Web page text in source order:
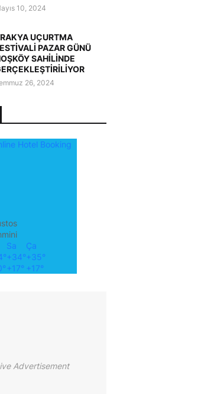
10, 2024
UÇURTMA
PAZAR GÜNÜ
SAHİLİNDE
26, 2024
Sa
Ça
+34°+35°
+17° +17°
Advertisement